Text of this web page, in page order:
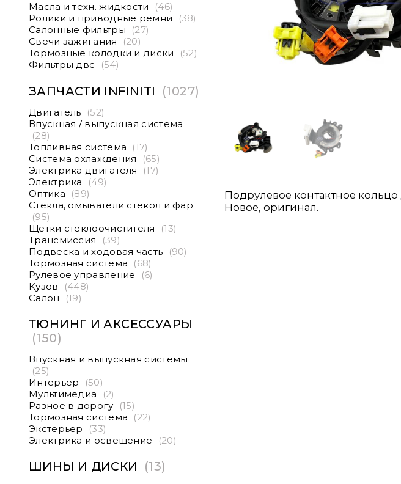
Масла и техн. жидкости
(46)
Ролики и приводные ремни
(38)
Салонные фильтры
(27)
Свечи зажигания
(20)
Тормозные колодки и диски
(52)
Фильтры двс
(54)
ЗАПЧАСТИ INFINITI (1027)
Двигатель
(52)
Впускная / выпускная система
(28)
Топливная система
(17)
Система охлаждения
(65)
Электрика двигателя
(17)
Электрика
(49)
Оптика
(89)
Стекла, омыватели стекол и фар
(95)
Щетки стеклоочистителя
(13)
Трансмиссия
(39)
Подвеска и ходовая часть
(90)
Тормозная система
(68)
Рулевое управление
(6)
Кузов
(448)
Салон
(19)
ТЮНИНГ И АКСЕССУАРЫ
(150)
Впускная и выпускная системы
(25)
Интерьер
(50)
Мультимедиа
(2)
Разное в дорогу
(15)
Тормозная система
(22)
Экстерьер
(33)
Электрика и освещение
(20)
ШИНЫ И ДИСКИ (13)
Подрулевое контактное кольцо
Новое, оригинал.